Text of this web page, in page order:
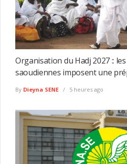
Organisation du Hadj 2027 ::
saoudiennes imposent une
By Dieyna SENE 5 heures ago